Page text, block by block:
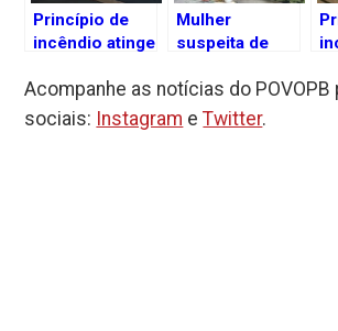
Princípio de
incêndio atinge
Trauma de
João Pessoa;
ninguém ficou
Mulher
suspeita de
decapitar o
filho segue em
Acompanhe as notícias do
sociais: Instagram eTwitter.